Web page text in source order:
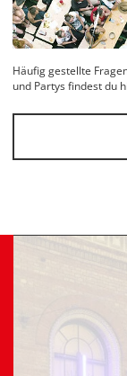
Häufig gestellte
und Partys findest du